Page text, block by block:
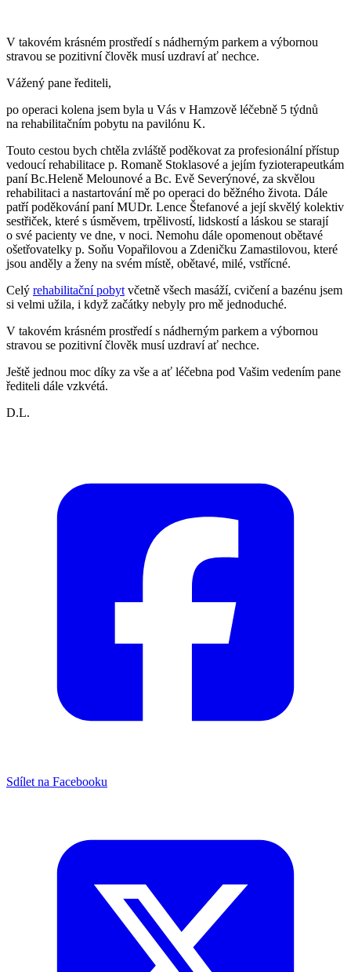
V takovém krásném prostředí s nádherným parkem a výbornou
stravou se pozitivní člověk musí uzdraví ať nechce.
Vážený pane řediteli,
po operaci kolena jsem byla u Vás v Hamzově léčebně 5 týdnů
na rehabilitačním pobytu na pavilónu K.
Touto cestou bych chtěla zvláště poděkovat za profesionální přístup
vedoucí rehabilitace p. Romaně Stoklasové a jejím fyzioterapeutkám
paní Bc.Heleně Melounové a Bc. Evě Severýnové, za skvělou
rehabilitaci a nastartování mě po operaci do běžného života. Dále
patří poděkování paní MUDr. Lence Štefanové a její skvělý kolektiv
sestřiček, které s úsměvem, trpělivostí, lidskostí a láskou se starají
o své pacienty ve dne, v noci. Nemohu dále opomenout obětavé
ošetřovatelky p. Soňu Vopařilovou a Zdeničku Zamastilovou, které
jsou anděly a ženy na svém místě, obětavé, milé, vstřícné.
Celý rehabilitační pobyt včetně všech masáží, cvičení a bazénu jsem
si velmi užila, i když začátky nebyly pro mě jednoduché.
V takovém krásném prostředí s nádherným parkem a výbornou
stravou se pozitivní člověk musí uzdraví ať nechce.
Ještě jednou moc díky za vše a ať léčebna pod Vašim vedením pane
řediteli dále vzkvétá.
D.L.
Sdílet na Facebooku